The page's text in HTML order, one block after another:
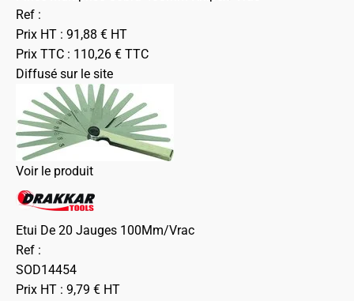
Ref :
Prix HT : 91,88 € HT
Prix TTC : 110,26 € TTC
Diffusé sur le site
Voir le produit
Etui De 20 Jauges 100Mm/Vrac
Ref :
SOD14454
Prix HT : 9,79 € HT